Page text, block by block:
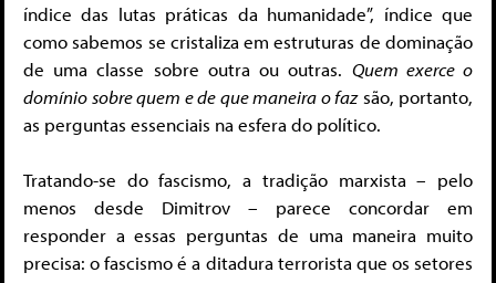
índice das lutas práticas da humanidade”, índice que
como sabemos se cristaliza em estruturas de dominação
de uma classe sobre outra ou outras. Quem exerce o
domínio sobre quem e de que maneira o fazsão, portanto,
as perguntas essenciais na esfera do político.
Tratando-se do fascismo, a tradição marxista – pelo
menos desde Dimitrov – parece concordar em
responder a essas perguntas de uma maneira muito
precisa: o fascismo é a ditadura terrorista que os setores